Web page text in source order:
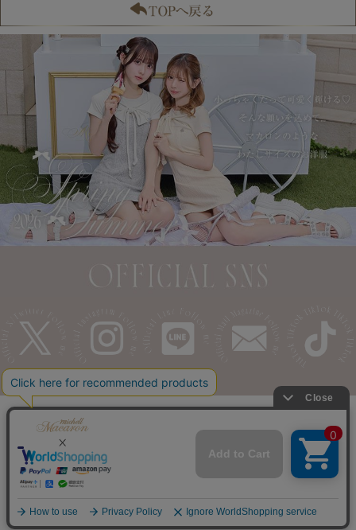
利用規約 特商法表記
よくある質問
© michellMacaron & SMBRAND All Rights Reserved.